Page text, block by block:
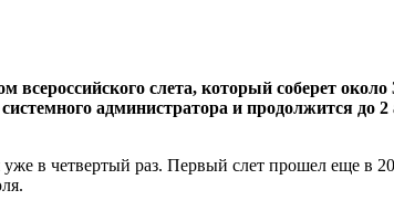
слета, который соберет
администратора и продолжится до
в четвертый раз. Первый слет прошел еще в